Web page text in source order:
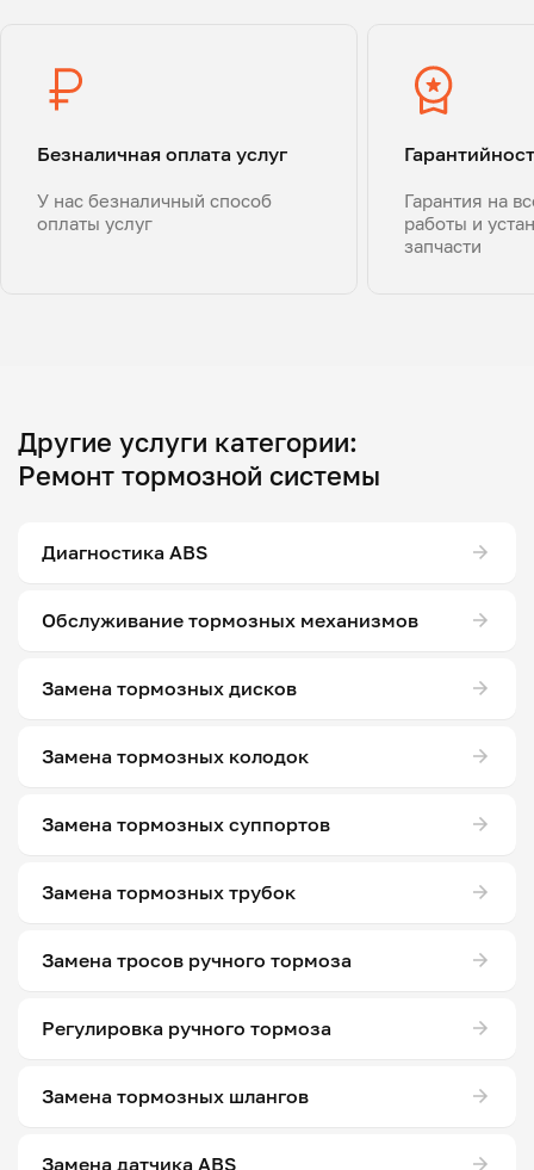
Безналичная оплата услуг
У нас безналичный способ
оплаты услуг
Гарантия на
работы и
запчасти
Другие услуги категории:
Ремонт тормозной системы
Диагностика ABS
Обслуживание тормозных механизмов
Замена тормозных дисков
Замена тормозных колодок
Замена тормозных суппортов
Замена тормозных трубок
Замена тросов ручного тормоза
Регулировка ручного тормоза
Замена тормозных шлангов
Замена датчика ABS